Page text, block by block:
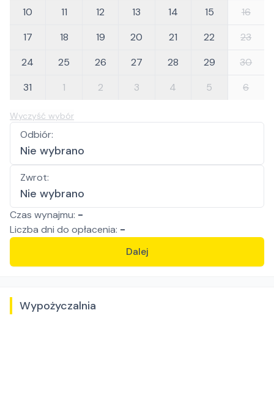
10
11 12 13 14 15
16
17
18 19 20 21 22
23
24
25 26 27 28 29
30
31
1 2 3 4 5 6
Wyczyść wybór
Odbiór:
Nie wybrano
Zwrot:
Nie wybrano
Czas wynajmu: -
Liczba dni do opłacenia: -
Dalej
Wypożyczalnia